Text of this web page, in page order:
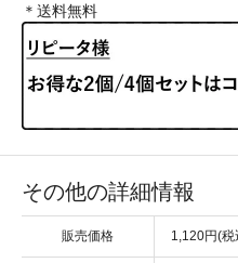
＊送料無料
その他の詳細情報
販売価格 1,120円(